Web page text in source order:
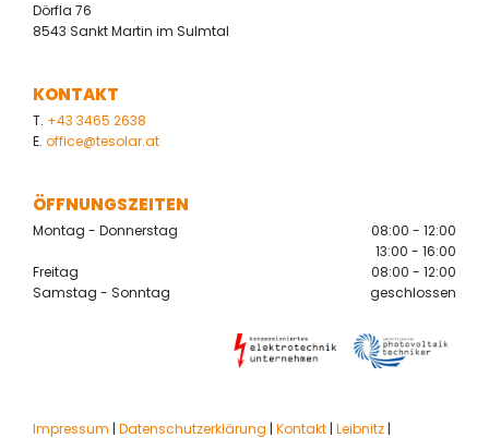
Dörfla 76
8543 Sankt Martin im Sulmtal
KONTAKT
T. +43 3465 2638
E. office@tesolar.at
ÖFFNUNGSZEITEN
Montag - Donnerstag
08:00 - 12:00
13:00 - 16:00
Freitag
08:00 - 12:00
Samstag - Sonntag
geschlossen
Impressum | Datenschutzerklärung | Kontakt | Leibnitz |